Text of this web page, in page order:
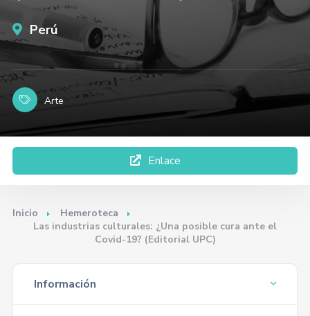
Perú
Arte
Enlace
Inicio
Hemeroteca
Las industrias culturales: ¿Una posible cura ante el
Covid-19? (Editorial UPC)
Información